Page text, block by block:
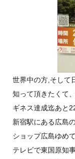
世界中の方,そして
知って頂きたくて
ギネス達成迄あと
新宿駅にある広島
ショップ広島ゆめ
テレビで東国原知